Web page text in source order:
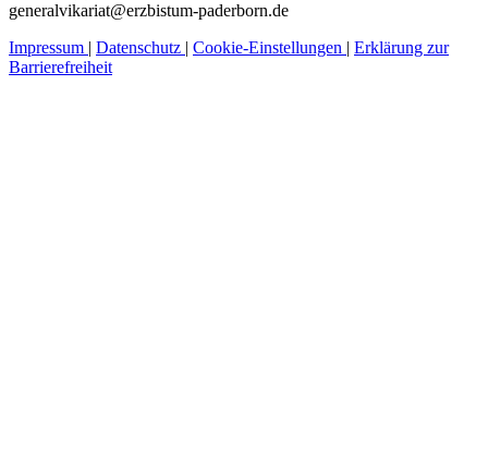
generalvikariat@erzbistum-paderborn.de
Impressum | Datenschutz | Cookie-Einstellungen | Erklärung zur
Barrierefreiheit